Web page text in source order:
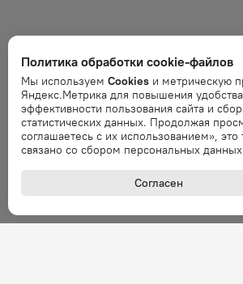
Политика обработки cookie-файлов
Мы используем Cookies и метрическую
Яндекс.Метрика для повышения
эффективности пользования сайта и
статистических данных. Продолжая
соглашаетесь с их использованием», это
связано со сбором персональных
Согласен